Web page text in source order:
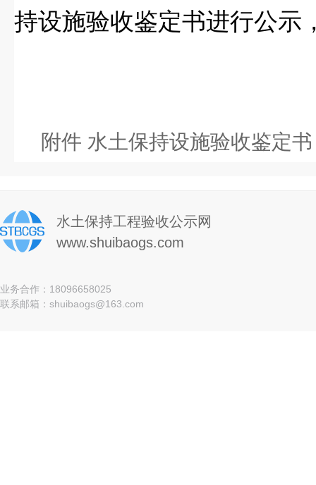
持设施验收鉴定书进行公示
附件 水土保持设施验收鉴定书
水土保持工程验收公示网
www.shuibaogs.com
业务合作：18096658025
联系邮箱：shuibaogs@163.com